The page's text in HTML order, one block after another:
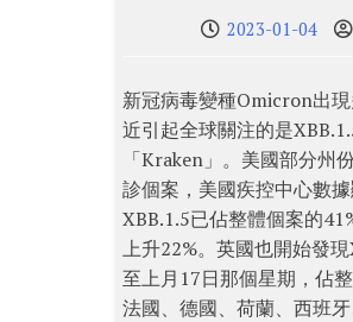
2023-01-04
新冠病毒變種Omicron出
近引起全球關注的是
「Kraken」。美國部分州
診個案，美國疾控中心數據
XBB.1.5已佔整體個案的
上升22%。英國也開始發
至上月17日那個星期，佔整
法國、德國、荷蘭、西班